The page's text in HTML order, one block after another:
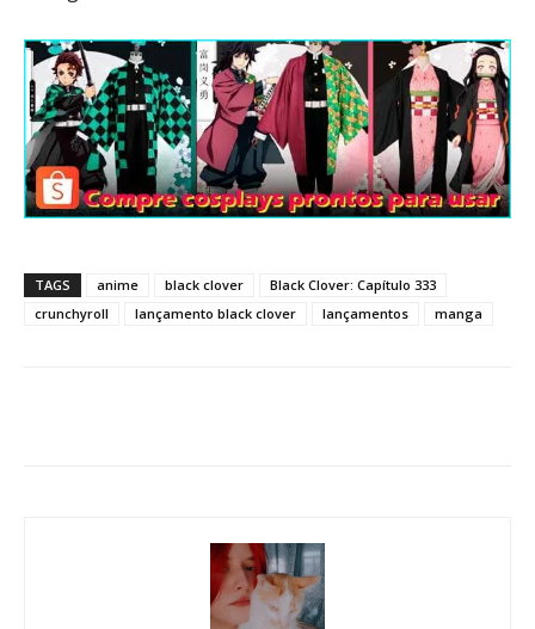
TAGS anime black clover
Black Clover: Capítulo 333
crunchyroll
lançamento black clover lançamentos manga